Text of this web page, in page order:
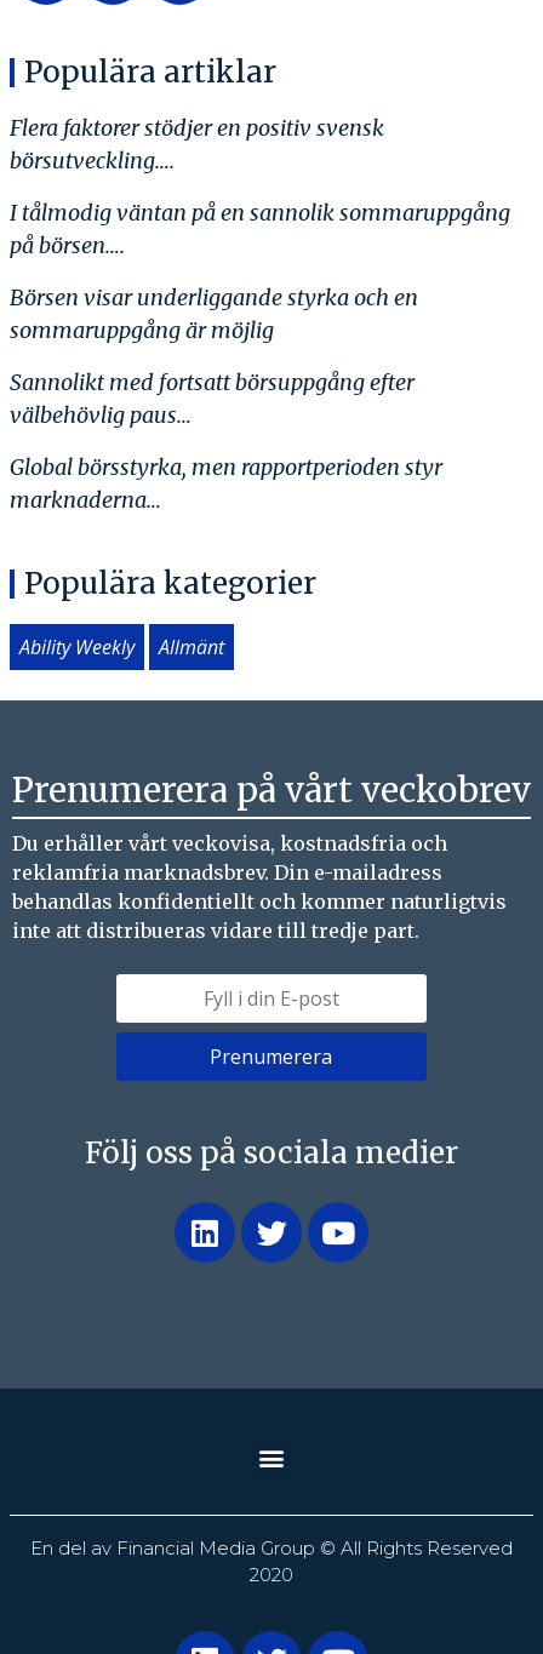
Populära artiklar
Flera faktorer stödjer en positiv svensk
börsutveckling….
I tålmodig väntan på en sannolik sommaruppgång
på börsen….
Börsen visar underliggande styrka och en
sommaruppgång är möjlig
Sannolikt med fortsatt börsuppgång efter
välbehövlig paus…
Global börsstyrka, men rapportperioden styr
marknaderna…
Populära kategorier
Ability Weekly Allmänt
Prenumerera på vårt veckobrev
Du erhåller vårt veckovisa, kostnadsfria och
reklamfria marknadsbrev. Din e-mailadress
behandlas konfidentiellt och kommer naturligtvis
inte att distribueras vidare till tredje part.
Följ oss på sociala medier
En del av Financial Media Group © All Rights Reserved
2020